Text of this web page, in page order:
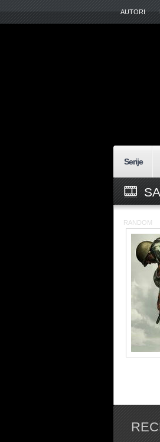
AUTORI
Serije
RANDOM